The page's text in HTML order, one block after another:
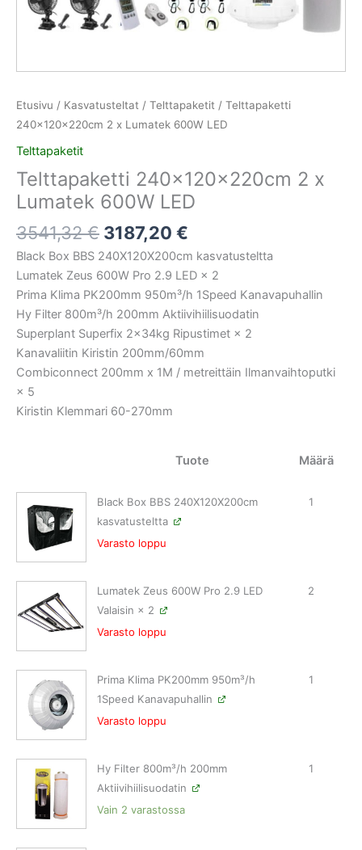
Etusivu / Kasvatusteltat / Telttapaketit / Telttapaketti
240x120x220cm 2 x Lumatek 600W LED
Telttapaketit
Telttapaketti 240x120x220cm 2 x
Lumatek 600W LED
3541,32€ 3187,20 €
Black Box BBS 240X120X200cm kasvatusteltta
Lumatek Zeus 600W Pro 2.9 LED × 2
Prima Klima PK200mm 950m³/h 1Speed Kanavapuhallin
Hy Filter 800m³/h 200mm Aktiivihiilisuodatin
Superplant Superfix 2x34kg Ripustimet × 2
Kanavaliitin Kiristin 200mm/60mm
Combiconnect 200mm x 1M / metreittäin Ilmanvaihtoputki
× 5
Kiristin Klemmari 60-270mm
Tuote Määrä
Black Box BBS 240X120X200cm
kasvatusteltta
Varasto loppu
1
Lumatek Zeus 600W Pro 2.9 LED
Valaisin × 2
Varasto loppu
2
Prima Klima PK200mm 950m³/h
1Speed Kanavapuhallin
Varasto loppu
1
Hy Filter 800m³/h 200mm
Aktiivihiilisuodatin
Vain 2 varastossa
1